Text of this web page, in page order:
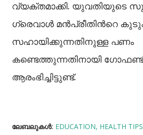
വ്യക്തമാക്കി. യുവതിയുടെ
ഗ്രെവാള്‍ മൻപ്രീതിൻറെ
സഹായിക്കുന്നതിനുള്ള പണം
കണ്ടെത്തുന്നതിനായി ഗോഫണ്ട്
ആരംഭിച്ചിട്ടുണ്ട്.
ലേബലുകള്‍: EDUCATION HEALTH TIPS